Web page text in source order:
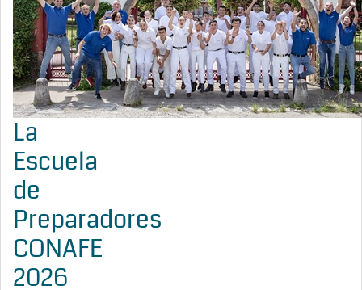
La
Escuela
de
Preparadores
CONAFE
2026